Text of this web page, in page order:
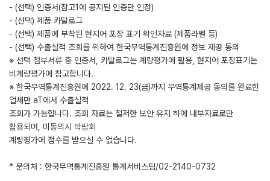
- (선택) 인증서(참고1에 공지된 인증만 인정)
- (선택) 제품 카탈로그
- (선택) 제품에 부착된 현지어 포장 표기 확인자료 (제품라벨 등)
- (선택) 수출실적 조회를 위하여 한국무역통계진흥원에 정보 제공 동의
※ 선택 첨부서류 중 인증서, 카탈로그는 계량평가에 활용, 현지어 포장표기는
비계량평가에 참고합니다.
※ 한국무역통계진흥원에 2022. 12. 23(금)까지 무역통계제공 동의를 완료한
업체만 aT에서 수출실적
조회가 가능합니다. 조회 자료는 철저한 보안 유지 하에 내부자료로만
활용되며, 미동의시 박람회
계량평가에 점수를 받으실 수 없습니다.
* 문의처 : 한국무역통계진흥원 통계서비스팀/02-2140-0732